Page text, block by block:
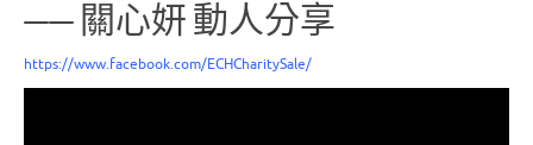
—— 關心妍 動人分享
https://www.facebook.com/ECHCharitySale/